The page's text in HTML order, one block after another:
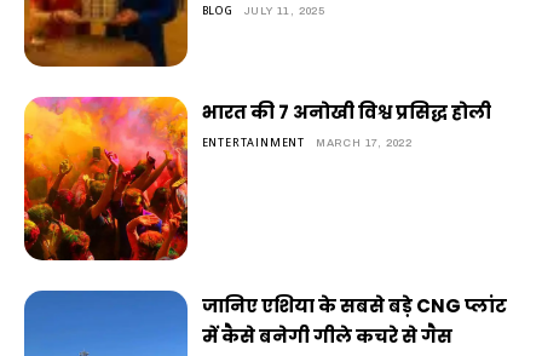
BLOG JULY 11, 2025
भारत की 7 अनोखी विश्व प्रसिद्ध होली
ENTERTAINMENT MARCH 17, 2022
जानिए एशिया के सबसे बड़े CNG प्लांट
में कैसे बनेगी गीले कचरे से गैस